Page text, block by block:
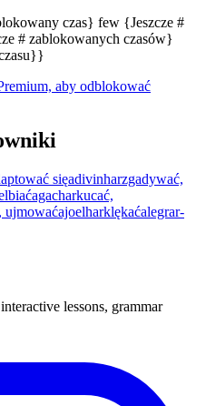
czas} few {Jeszcze #
# zablokowanych czasów}
aby odblokować
sięadivinharzgadywać,
agacharkucać,
ujmowaćajoelharklękaćalegrar-
lessons, grammar